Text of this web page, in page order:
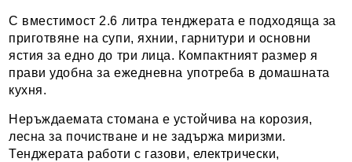
С вместимост 2.6 литра тенджерата е подходяща за
приготвяне на супи, яхнии, гарнитури и основни
ястия за едно до три лица. Компактният размер я
прави удобна за ежедневна употреба в домашната
кухня.
Неръждаемата стомана е устойчива на корозия,
лесна за почистване и не задържа миризми.
Тенджерата работи с газови, електрически,